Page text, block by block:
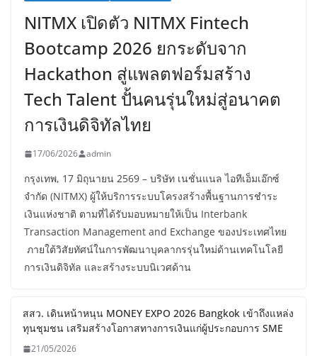
NITMX เปิดตัว NITMX Fintech
Bootcamp 2026 ยกระดับจาก
Hackathon สู่แพลตฟอร์มสร้าง
Tech Talent ปั้นคนรุ่นใหม่สู่อนาคต
การเงินดิจิทัลไทย
17/06/2026 admin
กรุงเทพ, 17 มิถุนายน 2569 – บริษัท เนชั่นแนล ไอทีเอ็มเอ๊กซ์
จำกัด (NITMX) ผู้ให้บริการระบบโครงสร้างพื้นฐานการชำระ
เงินแห่งชาติ ตามที่ได้รับมอบหมายให้เป็น Interbank
Transaction Management and Exchange ของประเทศไทย
ภายใต้วิสัยทัศน์ในการพัฒนาบุคลากรรุ่นใหม่ด้านเทคโนโลยี
การเงินดิจิทัล และสร้างระบบนิเวศด้าน
สสว. เดินหน้าหนุน MONEY EXPO 2026 Bangkok เข้าถึงแหล่ง
ทุนชุมชน เสริมสร้างโอกาสทางการเงินแก่ผู้ประกอบการ SME
21/05/2026